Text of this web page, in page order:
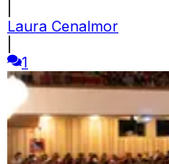
Laura Cenalmor
1